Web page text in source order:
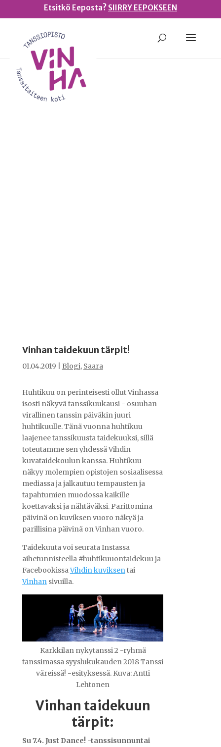
Etsitkö Eeposta? SIIRRY EEPOKSEEN
Vinhan taidekuun tärpit!
01.04.2019 Blogi, Saara
Huhtikuu on perinteisesti ollut Vinhassa
isosti näkyvä tanssikuukausi - osuuhan
virallinen tanssin päiväkin juuri
huhtikuulle. Tänä vuonna huhtikuu
laajenee tanssikuusta taidekuuksi, sillä
toteutamme sen yhdessä Vihdin
kuvataidekoulun kanssa. Huhtikuu
näkyy molempien opistojen sosiaalisessa
mediassa ja jalkautuu tempausten ja
tapahtumien muodossa kaikille
koettavaksi ja nähtäväksi. Parittomina
päivinä on kuviksen vuoro näkyä ja
parillisina päivinä on Vinhan vuoro.
Taidekuuta voi seurata Instassa
aihetunnisteella #huhtikuuontaidekuu ja
FacebookissaVihdin kuviksentai
Vinhansivuilla.
Karkkilan nykytanssi 2 -ryhmä
tanssimassa syyslukukauden 2018 Tanssi
väreissä! -esityksessä. Kuva: Antti
Lehtonen
Vinhan taidekuun
tärpit:
Su 7.4. Just Dance! -tanssisunnuntai